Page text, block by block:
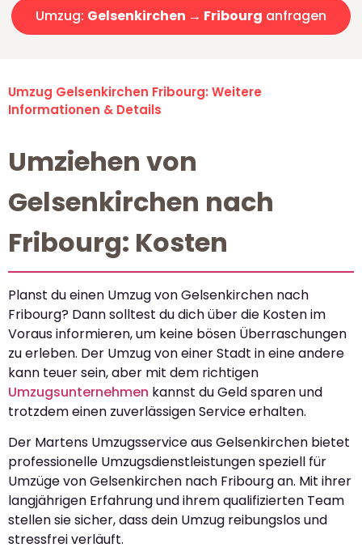
Umzug: Gelsenkirchen → Fribourg anfragen
Umzug Gelsenkirchen Fribourg: Weitere
Informationen & Details
Umziehen von
Gelsenkirchen nach
Fribourg: Kosten
Planst du einen Umzug von Gelsenkirchen nach
Fribourg? Dann solltest du dich über die Kosten im
Voraus informieren, um keine bösen Überraschungen
zu erleben. Der Umzug von einer Stadt in eine andere
kann teuer sein, aber mit dem richtigen
Umzugsunternehmen kannst du Geld sparen und
trotzdem einen zuverlässigen Service erhalten.
Der Martens Umzugsservice aus Gelsenkirchen bietet
professionelle Umzugsdienstleistungen speziell für
Umzüge von Gelsenkirchen nach Fribourg an. Mit ihrer
langjährigen Erfahrung und ihrem qualifizierten Team
stellen sie sicher, dass dein Umzug reibungslos und
stressfrei verläuft.